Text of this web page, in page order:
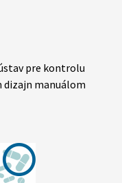
pre kontrolu
dizajn manuálom